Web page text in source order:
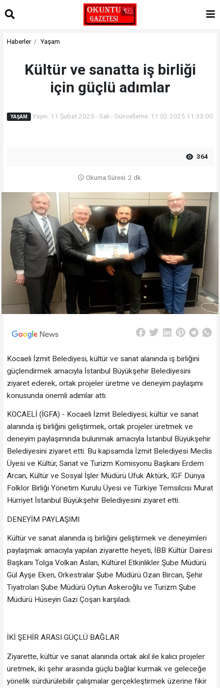
Haberler Yaşam
Kültür ve sanatta iş birliği
için güçlü adımlar
YAŞAM Yayın: 11 Şubat 2025 - Salı - Güncelleme: 11.02.2025 11:33:00
364
Okuma Süresi: 2 dk.
Kocaeli İzmit Belediyesi, kültür ve sanat alanında iş birliğini
güçlendirmek amacıyla İstanbul Büyükşehir Belediyesini
ziyaret ederek, ortak projeler üretme ve deneyim paylaşımı
konusunda önemli adımlar attı.
KOCAELİ (İGFA) - Kocaeli İzmit Belediyesi; kültür ve sanat
alanında iş birliğini geliştirmek, ortak projeler üretmek ve
deneyim paylaşımında bulunmak amacıyla İstanbul Büyükşehir
Belediyesini ziyaret etti. Bu kapsamda İzmit Belediyesi Meclis
Üyesi ve Kültür, Sanat ve Turizm Komisyonu Başkanı Erdem
Arcan, Kültür ve Sosyal İşler Müdürü Ufuk Aktürk, IGF Dünya
Folklor Birliği Yönetim Kurulu Üyesi ve Türkiye Temsilcisi Murat
Hürriyet İstanbul Büyükşehir Belediyesini ziyaret etti.
DENEYİM PAYLAŞIMI
Kültür ve sanat alanında iş birliğini geliştirmek ve deneyimleri
paylaşmak amacıyla yapılan ziyarette heyeti, İBB Kültür Dairesi
Başkanı Tolga Volkan Aslan, Kültürel Etkinlikler Şube Müdürü
Gül Ayşe Eken, Orkestralar Şube Müdürü Ozan Bircan, Şehir
Tiyatroları Şube Müdürü Oytun Askeroğlu ve Turizm Şube
Müdürü Hüseyin Gazi Çoşan karşıladı.
İKİ ŞEHİR ARASI GÜÇLÜ BAĞLAR
Ziyarette, kültür ve sanat alanında ortak akıl ile kalıcı projeler
üretmek, iki şehir arasında güçlü bağlar kurmak ve geleceğe
yönelik sürdürülebilir çalışmalar gerçekleştirmek üzerine fikir